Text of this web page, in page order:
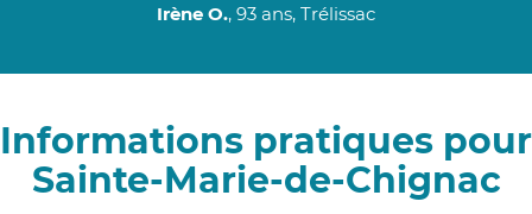
Irène O., 93 ans, Trélissac
Informations pratiques pour
Sainte-Marie-de-Chignac